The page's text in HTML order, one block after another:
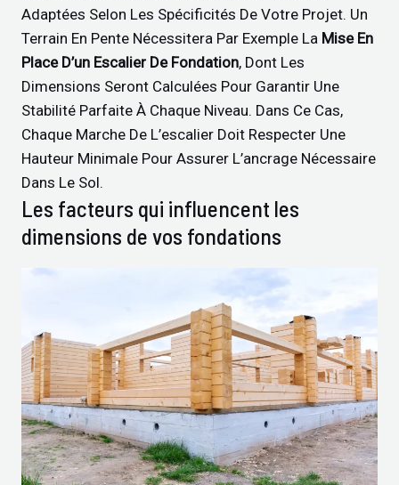
Adaptées Selon Les Spécificités De Votre Projet. Un
Terrain En Pente Nécessitera Par Exemple La Mise En
Place D’un Escalier De Fondation, Dont Les
Dimensions Seront Calculées Pour Garantir Une
Stabilité Parfaite À Chaque Niveau. Dans Ce Cas,
Chaque Marche De L’escalier Doit Respecter Une
Hauteur Minimale Pour Assurer L’ancrage Nécessaire
Dans Le Sol.
Les facteurs qui influencent les
dimensions de vos fondations